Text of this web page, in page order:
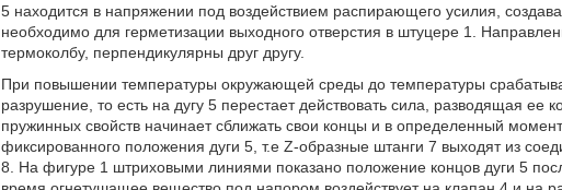
5 находится в напряжении под воздействием распирающего усилия,
необходимо для герметизации выходного отверстия в штуцере 1.
термоколбу, перпендикулярны друг другу.
При повышении температуры окружающей среды до температуры
разрушение, то есть на дугу 5 перестает действовать сила, разводящая ее
пружинных свойств начинает сближать свои концы и в определенный
фиксированного положения дуги 5, т.е Z-образные штанги 7 выходят из
8. На фигуре 1 штриховыми линиями показано положение концов дуги 5